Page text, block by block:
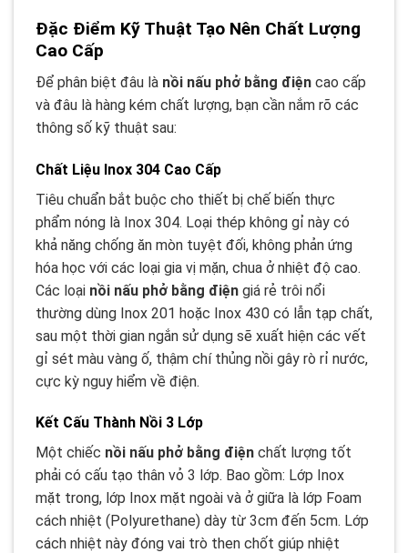
Đặc Điểm Kỹ Thuật Tạo Nên Chất Lượng
Cao Cấp
Để phân biệt đâu là nồi nấu phở bằng điện cao cấp
và đâu là hàng kém chất lượng, bạn cần nắm rõ các
thông số kỹ thuật sau:
Chất Liệu Inox 304 Cao Cấp
Tiêu chuẩn bắt buộc cho thiết bị chế biến thực
phẩm nóng là Inox 304. Loại thép không gỉ này có
khả năng chống ăn mòn tuyệt đối, không phản ứng
hóa học với các loại gia vị mặn, chua ở nhiệt độ cao.
Các loại nồi nấu phở bằng điện giá rẻ trôi nổi
thường dùng Inox 201 hoặc Inox 430 có lẫn tạp chất,
sau một thời gian ngắn sử dụng sẽ xuất hiện các vết
gỉ sét màu vàng ố, thậm chí thủng nồi gây rò rỉ nước,
cực kỳ nguy hiểm về điện.
Kết Cấu Thành Nồi 3 Lớp
Một chiếc nồi nấu phở bằng điện chất lượng tốt
phải có cấu tạo thân vỏ 3 lớp. Bao gồm: Lớp Inox
mặt trong, lớp Inox mặt ngoài và ở giữa là lớp Foam
cách nhiệt (Polyurethane) dày từ 3cm đến 5cm. Lớp
cách nhiệt này đóng vai trò then chốt giúp nhiệt